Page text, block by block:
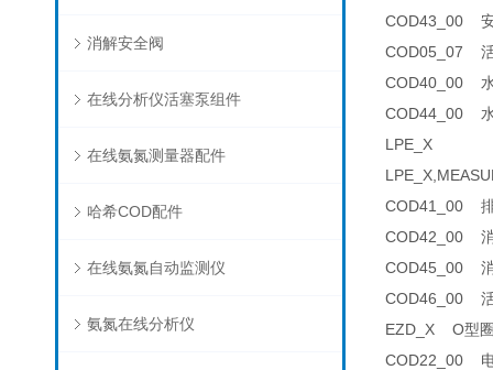
消解安全阀
在线分析仪活塞泵组件
在线氨氮测量器配件
哈希COD配件
在线氨氮自动监测仪
氨氮在线分析仪
COD43_00 安
COD05_07 活
COD40_00 水
COD44_00 水
LPE_X
COD41_00 排
COD42_00 消
COD45_00 消
COD46_00 活
EZD_X O型
COD22_00 电